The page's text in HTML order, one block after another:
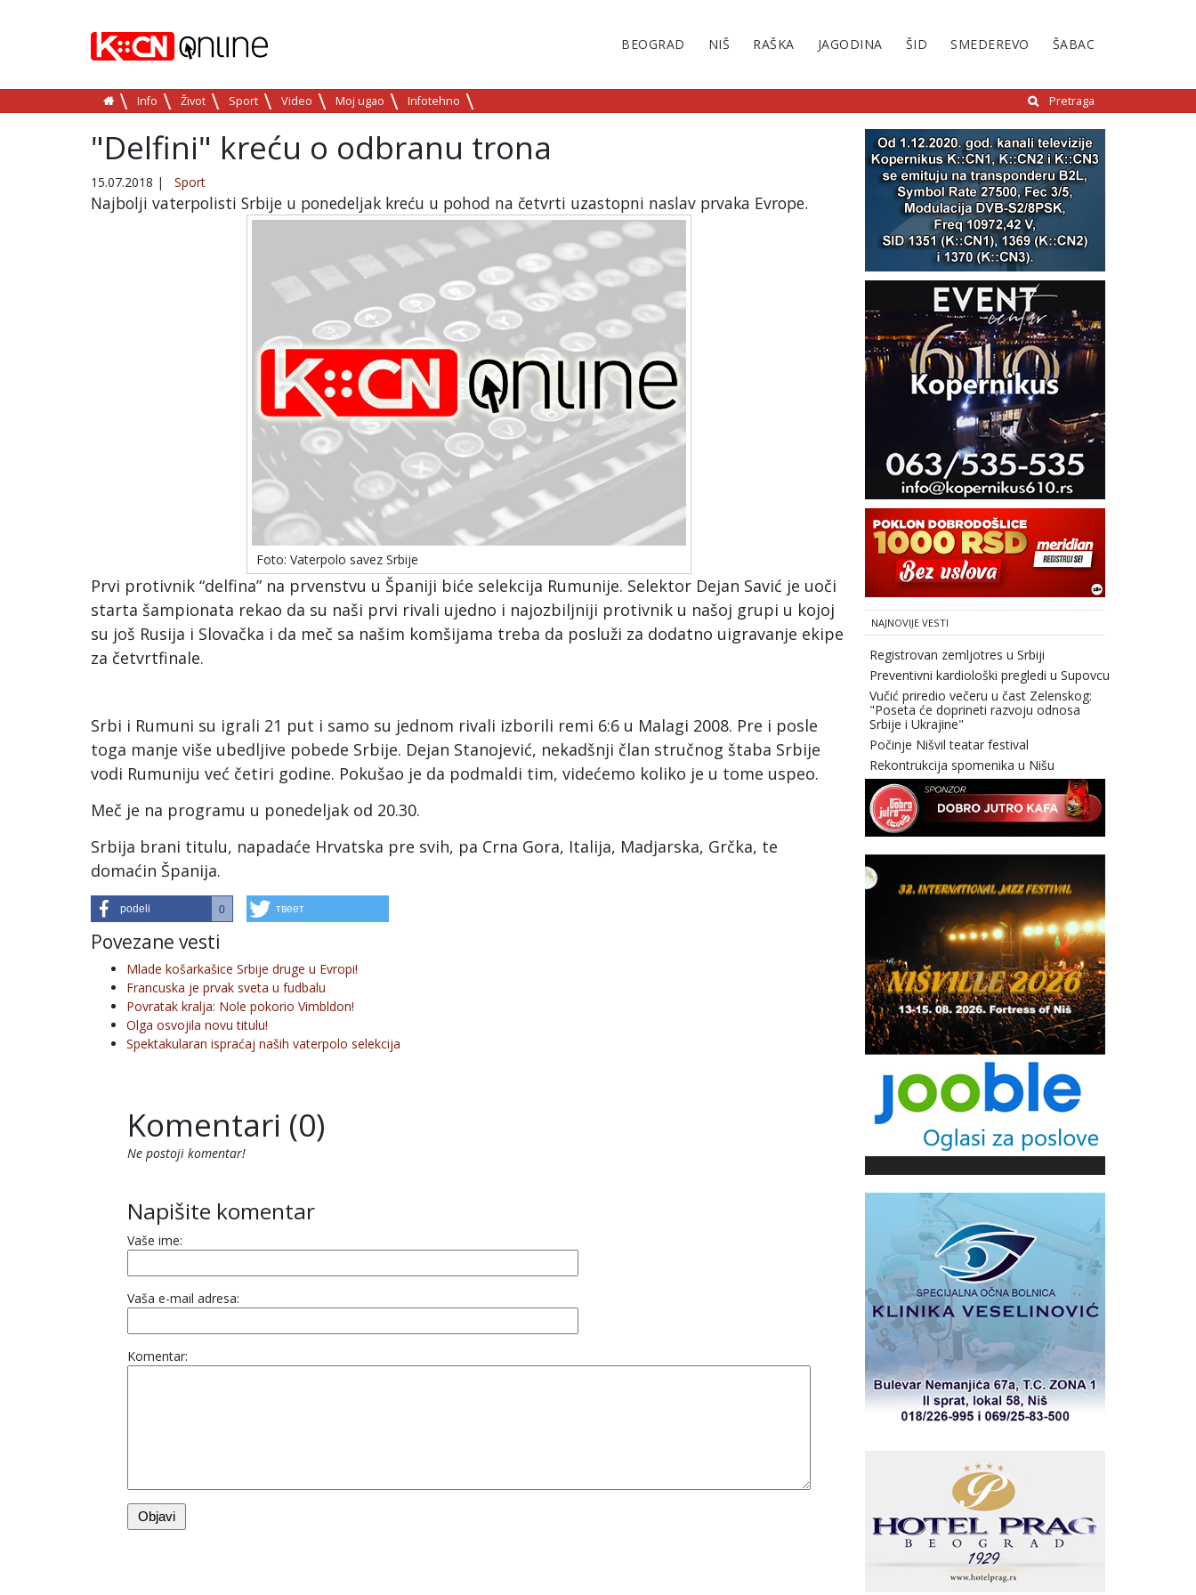
BEOGRAD NIŠ RAŠKA JAGODINA ŠID SMEDEREVO ŠABAC
Info Život Sport Video Moj ugao Infotehno Pretraga
"Delfini" kreću o odbranu trona
15.07.2018 | Sport
Najbolji vaterpolisti Srbije u ponedeljak kreću u pohod na četvrti uzastopni naslav prvaka Evrope.
Foto: Vaterpolo savez Srbije
Prvi protivnik “delfina” na prvenstvu u Španiji biće selekcija Rumunije. Selektor Dejan Savić je uoči
starta šampionata rekao da su naši prvi rivali ujedno i najozbiljniji protivnik u našoj grupi u kojoj
su još Rusija i Slovačka i da meč sa našim komšijama treba da posluži za dodatno uigravanje ekipe
za četvrtfinale.
Srbi i Rumuni su igrali 21 put i samo su jednom rivali izborili remi 6:6 u Malagi 2008. Pre i posle
toga manje više ubedljive pobede Srbije. Dejan Stanojević, nekadšnji član stručnog štaba Srbije
vodi Rumuniju već četiri godine. Pokušao je da podmaldi tim, videćemo koliko je u tome uspeo.
Meč je na programu u ponedeljak od 20.30.
Srbija brani titulu, napadaće Hrvatska pre svih, pa Crna Gora, Italija, Madjarska, Grčka, te
domaćin Španija.
podeli 0 твеет
Povezane vesti
Mlade košarkašice Srbije druge u Evropi!
Francuska je prvak sveta u fudbalu
Povratak kralja: Nole pokorio Vimbldon!
Olga osvojila novu titulu!
Spektakularan ispraćaj naših vaterpolo selekcija
Komentari (0)
Ne postoji komentar!
Napišite komentar
Vaše ime:
Vaša e-mail adresa:
Komentar:
NAJNOVIJE VESTI
Registrovan zemljotres u Srbiji
Preventivni kardiološki pregledi u Supovcu
Vučić priredio večeru u čast Zelenskog:
"Poseta će doprineti razvoju odnosa
Srbije i Ukrajine"
Počinje Nišvil teatar festival
Rekontrukcija spomenika u Nišu